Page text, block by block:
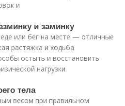
и
и заминку
или бег на месте — отличные
растяжка и ходьба
остыть и восстановить
нагрузки.
тела
весом при правильном